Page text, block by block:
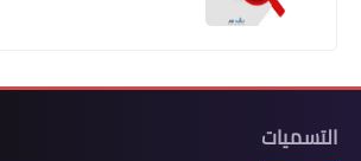
التسميات